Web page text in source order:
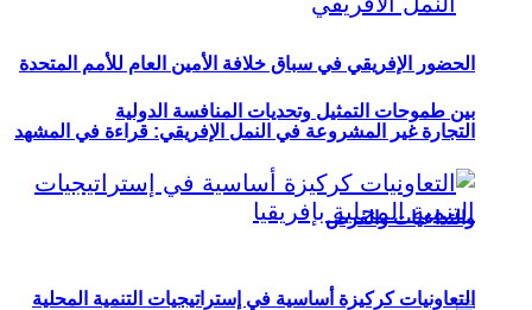
التجارة غير المشروعة في النمل الإفريقي: قراءة في المشهد
والتداعيات والفرص
الحضور الإفريقي في سباق خلافة الأمين العام للأمم المتحدة
بين طموحات التمثيل وتحديات المنافسة الدولية
التعاونيات كركيزة أساسية في إستراتيجيات التنمية المحلية